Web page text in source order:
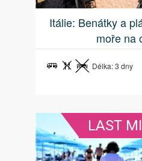
Itálie: Benátky a
moře na
Délka: 3 dny
LAST